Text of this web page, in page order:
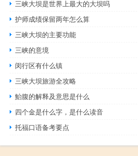
三峡大坝是世界上最大的大坝吗
护师成绩保留两年怎么算
三峡大坝的主要功能
三峡的意境
闵行区有什么镇
三峡大坝旅游全攻略
鮐腹的解释及意思是什么
四个金是什么字，是什么读音
托福口语备考要点